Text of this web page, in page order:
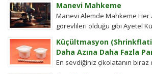
Manevi Mahkeme
Manevi Alemde Mahkeme Her
görevlileri olduğu gibi Ayetel
Küçültmasyon
Daha Azına Daha Fazla
En sevdiğiniz çikolatanın